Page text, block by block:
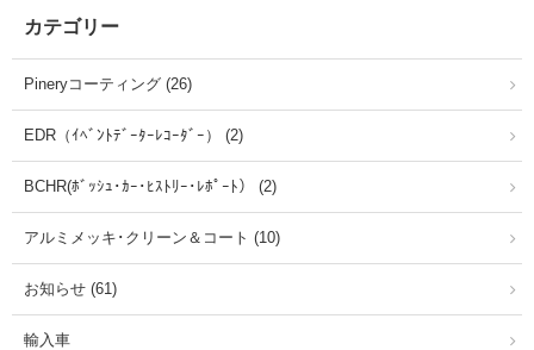
カテゴリー
Pineryコーティング (26)
EDR（ｲﾍﾞﾝﾄﾃﾞｰﾀｰﾚｺｰﾀﾞｰ） (2)
BCHR(ﾎﾞｯｼｭ･ｶｰ･ﾋｽﾄﾘｰ･ﾚﾎﾟｰﾄ） (2)
アルミメッキ･クリーン＆コート (10)
お知らせ (61)
輸入車